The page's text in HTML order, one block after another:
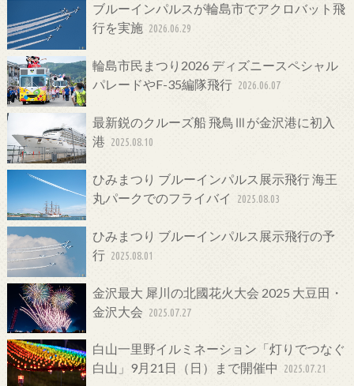
ブルーインパルスが輪島市でアクロバット飛
行を実施 2026.06.29
輪島市民まつり2026 ディズニースペシャル
パレードやF-35編隊飛行 2026.06.07
最新鋭のクルーズ船 飛鳥Ⅲが金沢港に初入
港 2025.08.10
ひみまつり ブルーインパルス展示飛行 海王
丸パークでのフライバイ
2025.08.03
ひみまつり ブルーインパルス展示飛行の予
行 2025.08.01
金沢最大 犀川の北國花火大会 2025 大豆田・
金沢大会 2025.07.27
白山一里野イルミネーション「灯りでつなぐ
白山」9月21日（日）まで開催中
2025.07.21